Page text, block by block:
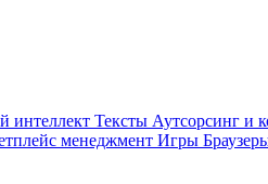
интеллект Тексты Аутсорсинг и
менеджмент Игры